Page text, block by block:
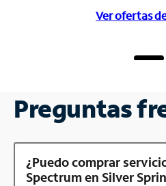
Ver ofertas
Preguntas
¿Puedo comprar
Spectrum en Silver